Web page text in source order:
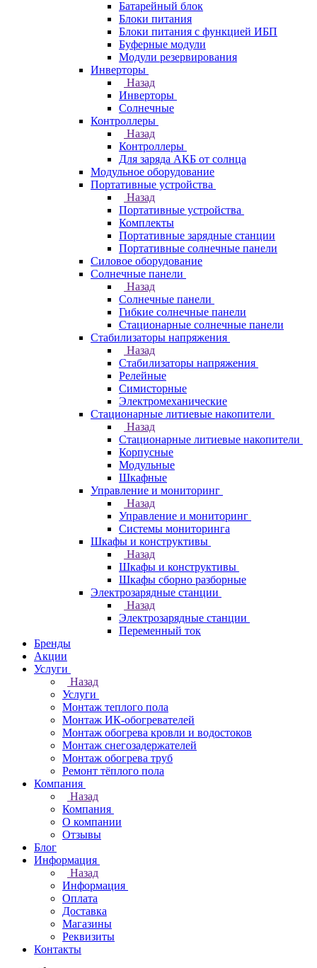
Батарейный блок
Блоки питания
Блоки питания с функцией ИБП
Буферные модули
Модули резервирования
Инверторы
Назад
Инверторы
Солнечные
Контроллеры
Назад
Контроллеры
Для заряда АКБ от солнца
Модульное оборудование
Портативные устройства
Назад
Портативные устройства
Комплекты
Портативные зарядные станции
Портативные солнечные панели
Силовое оборудование
Солнечные панели
Назад
Солнечные панели
Гибкие солнечные панели
Стационарные солнечные панели
Стабилизаторы напряжения
Назад
Стабилизаторы напряжения
Релейные
Симисторные
Электромеханические
Стационарные литиевые накопители
Назад
Стационарные литиевые накопители
Корпусные
Модульные
Шкафные
Управление и мониторинг
Назад
Управление и мониторинг
Системы мониторинга
Шкафы и конструктивы
Назад
Шкафы и конструктивы
Шкафы сборно разборные
Электрозарядные станции
Назад
Электрозарядные станции
Переменный ток
Бренды
Акции
Услуги
Назад
Услуги
Монтаж теплого пола
Монтаж ИК-обогревателей
Монтаж обогрева кровли и водостоков
Монтаж снегозадержателей
Монтаж обогрева труб
Ремонт тёплого пола
Компания
Назад
Компания
О компании
Отзывы
Блог
Информация
Назад
Информация
Оплата
Доставка
Магазины
Реквизиты
Контакты